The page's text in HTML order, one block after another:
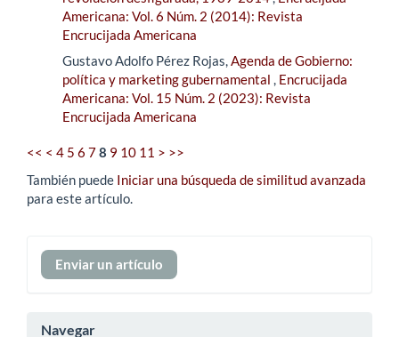
Americana: Vol. 6 Núm. 2 (2014): Revista
Encrucijada Americana
Gustavo Adolfo Pérez Rojas,Agenda de Gobierno:
política y marketing gubernamental , Encrucijada
Americana: Vol. 15 Núm. 2 (2023): Revista
Encrucijada Americana
<< < 4 5 6 78 9 10 11 > >>
También puede Iniciar una búsqueda de similitud avanzada
para este artículo.
Enviar
un
Enviar un artículo
Navegar